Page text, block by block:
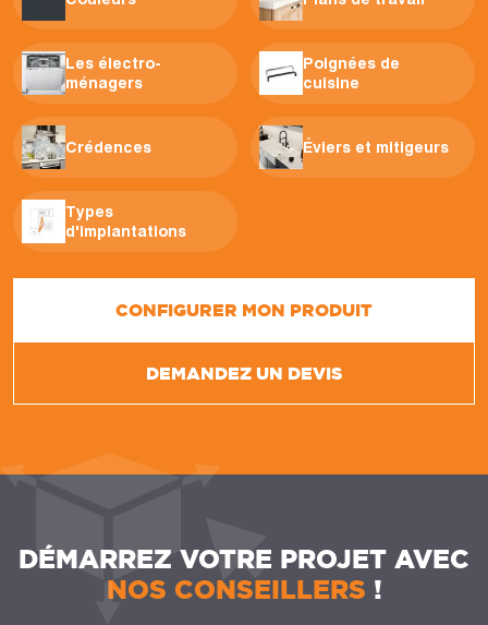
Les électro-
ménagers
Poignées de
cuisine
Crédences Éviers et mitigeurs
Types
d'implantations
CONFIGURER MON PRODUIT
DEMANDEZ UN DEVIS
DÉMARREZ VOTRE PROJET AVEC
NOS CONSEILLERS !